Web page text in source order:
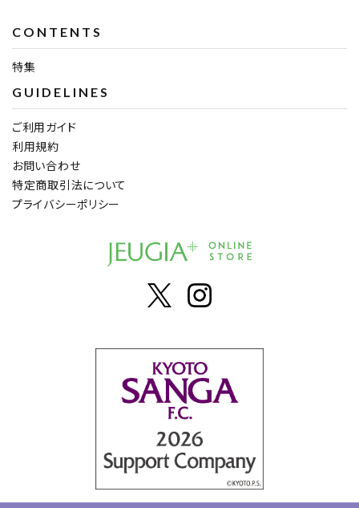
CONTENTS
特集
GUIDELINES
ご利用ガイド
利用規約
お問い合わせ
特定商取引法について
プライバシーポリシー